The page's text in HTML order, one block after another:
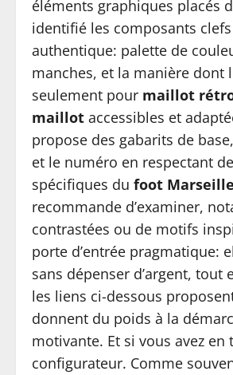
éléments graphiques placés
identifié les composants
authentique: palette de
manches, et la manière dont
seulement pour maillot
maillot accessibles et
propose des gabarits de
et le numéro en respectant
spécifiques du foot Marseille
recommande d’examiner,
contrastées ou de motifs
porte d’entrée pragmatique:
sans dépenser d’argent,
les liens ci-dessous
donnent du poids à la
motivante. Et si vous avez
configurateur. Comme